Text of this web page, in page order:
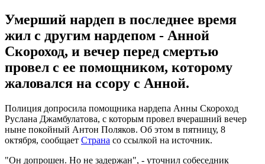
Умерший нардеп в последнее время
жил с другим нардепом - Анной
Скороход, и вечер перед смертью
провел с ее помощником, которому
жаловался на ссору с Анной.
Полиция допросила помощника нардепа Анны Скороход
Руслана Джамбулатова, с которым провел вчерашний вечер
ныне покойный Антон Поляков. Об этом в пятницу, 8
октября, сообщает Страна со ссылкой на источник.
"Он допрошен. Но не задержан", - уточнил собеседник